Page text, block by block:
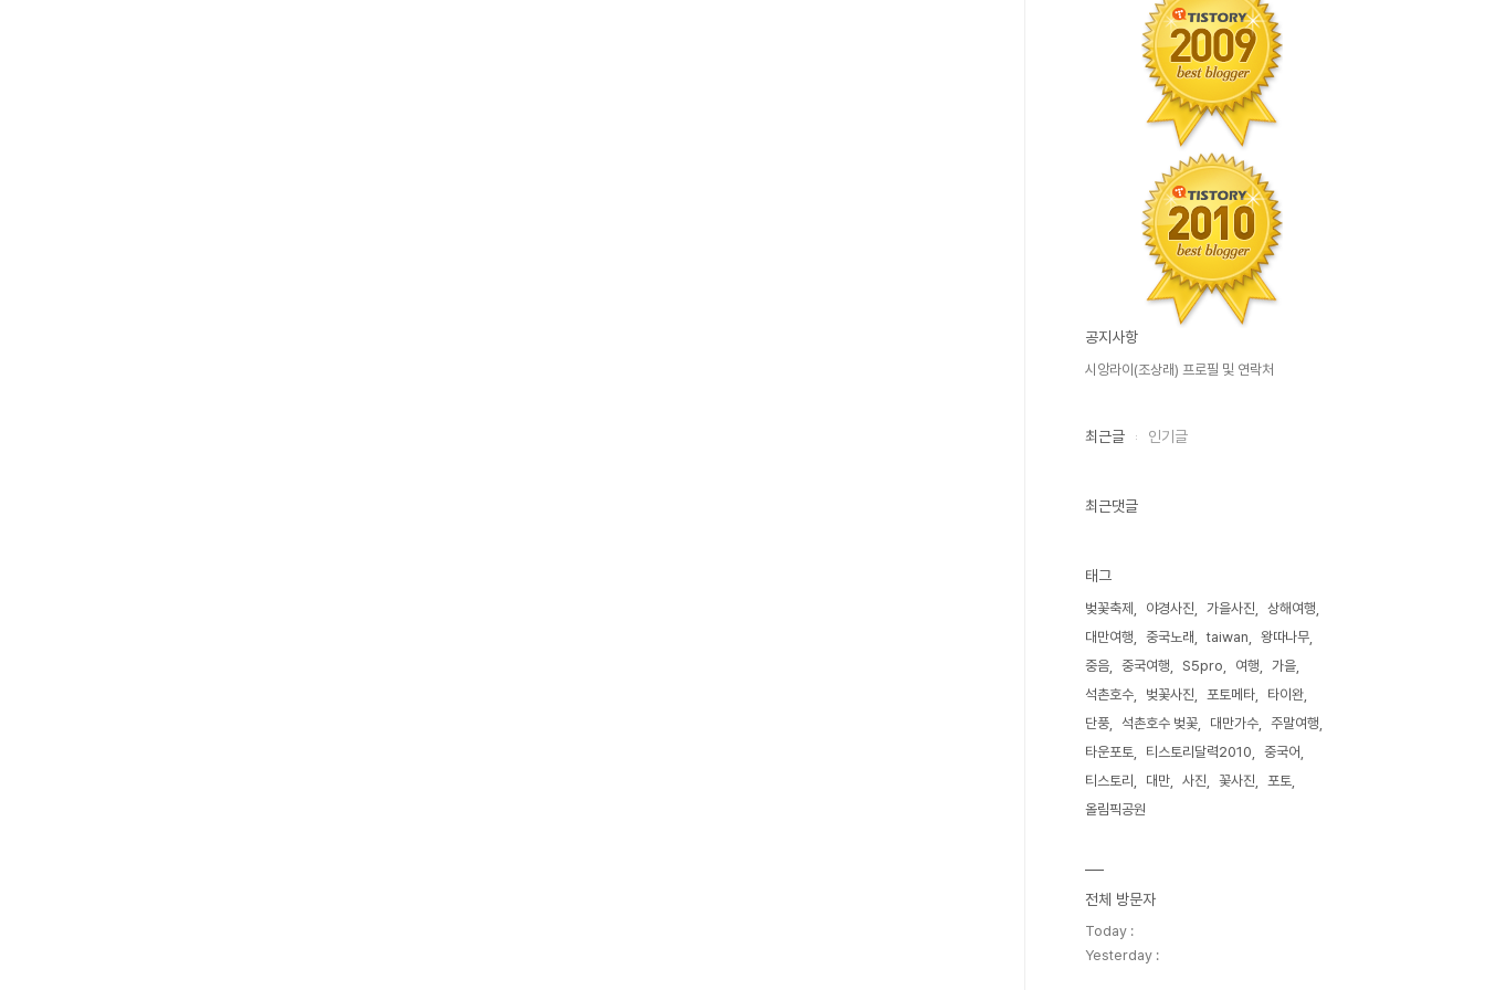
공지사항
시앙라이(조상래) 프로필 및 연락처
최근글 인기글
최근댓글
태그
벚꽃축제 야경사진 가을사진
상해여행
대만여행
중국노래 taiwan
왕따나무
중음
중국여행 S5pro 여행
가을
석촌호수
벚꽃사진 포토메타
타이완
단풍
석촌호수 벚꽃 대만가수
주말여행
타운포토
티스토리달력2010
중국어
티스토리
대만 사진 꽃사진
포토
올림픽공원
전체 방문자
Today :
Yesterday :